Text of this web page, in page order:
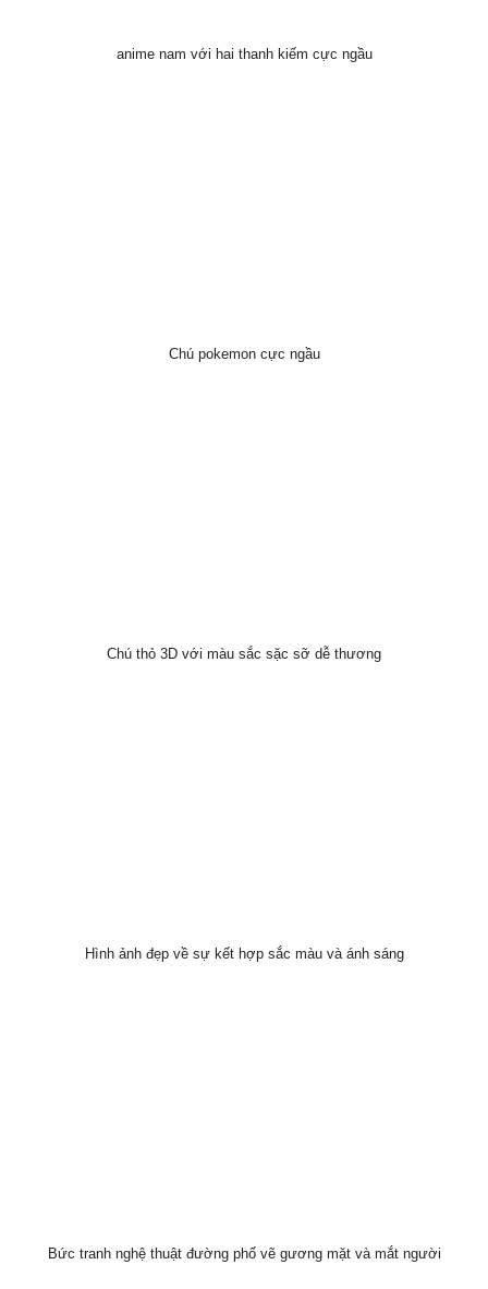
anime nam với hai thanh kiếm cực ngầu
Chú pokemon cực ngầu
Chú thỏ 3D với màu sắc sặc sỡ dễ thương
Hình ảnh đẹp về sự kết hợp sắc màu và ánh sáng
Bức tranh nghệ thuật đường phố vẽ gương mặt và mắt người